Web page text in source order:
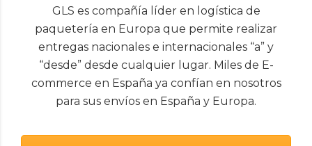
GLS es compañía líder en logística de
paquetería en Europa que permite realizar
entregas nacionales e internacionales “a” y
“desde” desde cualquier lugar. Miles de E-
commerce en España ya confían en nosotros
para sus envíos en España y Europa.